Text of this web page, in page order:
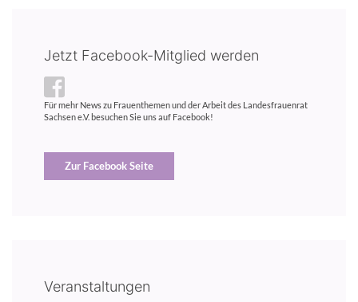
Jetzt Facebook-Mitglied werden
Für mehr News zu Frauenthemen und der Arbeit des Landesfrauenrat
Sachsen e.V. besuchen Sie uns auf Facebook!
Zur Facebook Seite
Veranstaltungen